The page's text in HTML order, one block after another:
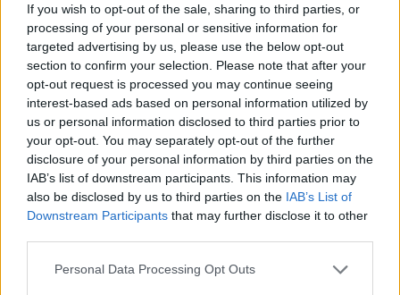
If you wish to opt-out of the sale, sharing to third parties, or
processing of your personal or sensitive information for
targeted advertising by us, please use the below opt-out
section to confirm your selection. Please note that after your
opt-out request is processed you may continue seeing
interest-based ads based on personal information utilized by
us or personal information disclosed to third parties prior to
your opt-out. You may separately opt-out of the further
disclosure of your personal information by third parties on the
IAB’s list of downstream participants. This information may
also be disclosed by us to third parties on the IAB’s List of
Downstream Participants that may further disclose it to other
Personal Data Processing Opt Outs
praktverk som blir utgitt i disse dager bidrar
til å gjøre dette landskapet enda mer
tilgjengelig for fritidsbåtfolket.
PLUS